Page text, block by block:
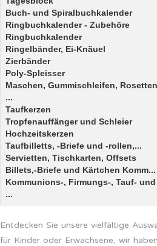
Buch- und Spiralbuchkalender
Ringbuchkalender - Zubehöre
Ringbuchkalender
Ringelbänder, Ei-Knäuel
Zierbänder
Poly-Spleisser
Maschen, Gummischleifen, Rosetten
...
Taufkerzen
Tropfenauffänger und Schleier
Hochzeitskerzen
Taufbilletts, -Briefe und -rollen,...
Servietten, Tischkarten, Offsets
Billets,-Briefe und Kärtchen Komm...
Kommunions-, Firmungs-, Tauf- und
...
Entdecken Sie unsere vielfältige
für Kinder oder Erwachsene, wir